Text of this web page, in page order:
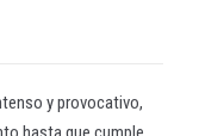
y provocativo,